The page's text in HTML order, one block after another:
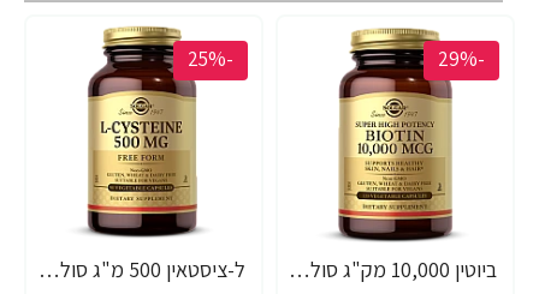
-29%
ביוטין 10,000 מק"ג סולגאר חזק במיוחד - 120 כמוסות מבית SOLGAR
-25%
ל-ציסטאין 500 מ"ג סולגאר - 90 כמוסות צמחיות מבית SOLGAR